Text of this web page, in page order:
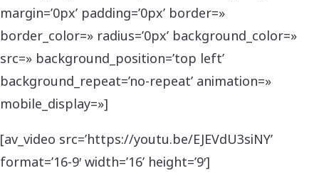
margin=’0px’ padding=’0px’ border=»
border_color=» radius=’0px’ background_color=»
src=» background_position=’top left’
background_repeat=’no-repeat’ animation=»
mobile_display=»]
[av_video src=’https://youtu.be/EJEVdU3siNY’
format=’16-9′ width=’16’ height=’9′]